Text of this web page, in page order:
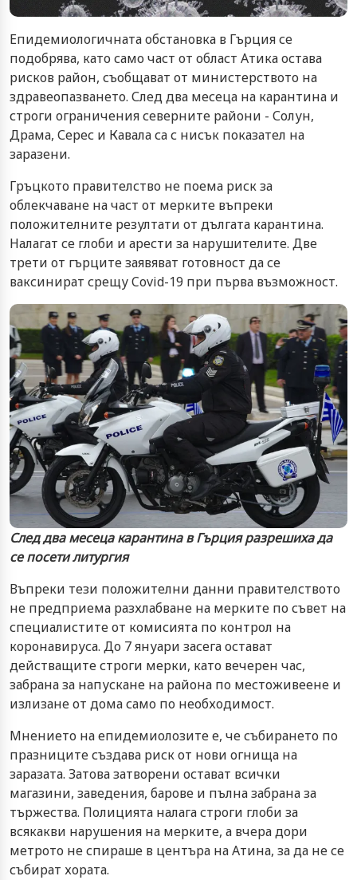
Епидемиологичната обстановка в Гърция се
подобрява, като само част от област Атика остава
рисков район, съобщават от министерството на
здравеопазването. След два месеца на карантина и
строги ограничения северните райони - Солун,
Драма, Серес и Кавала са с нисък показател на
заразени.
Гръцкото правителство не поема риск за
облекчаване на част от мерките въпреки
положителните резултати от дългата карантина.
Налагат се глоби и арести за нарушителите. Две
трети от гърците заявяват готовност да се
ваксинират срещу Covid-19 при първа възможност.
След два месеца карантина в Гърция разрешиха да
се посети литургия
Въпреки тези положителни данни правителството
не предприема разхлабване на мерките по съвет на
специалистите от комисията по контрол на
коронавируса. До 7 януари засега остават
действащите строги мерки, като вечерен час,
забрана за напускане на района по местоживеене и
излизане от дома само по необходимост.
Мнението на епидемиолозите е, че събирането по
празниците създава риск от нови огнища на
заразата. Затова затворени остават всички
магазини, заведения, барове и пълна забрана за
тържества. Полицията налага строги глоби за
всякакви нарушения на мерките, а вчера дори
метрото не спираше в центъра на Атина, за да не се
събират хората.